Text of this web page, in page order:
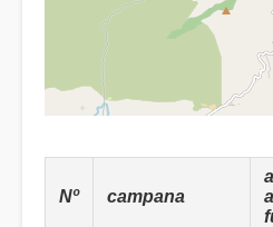
Nº campana